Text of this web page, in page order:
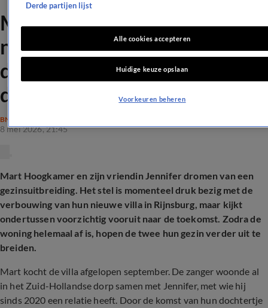
Mart Hoogkamer kijkt uit
naar gezinsuitbreiding: 'Elke
dag is een feest met ons
drietjes'
BN'ERS
8 mei 2026, 21:45
Mart Hoogkamer en zijn vriendin Jennifer dromen van een
gezinsuitbreiding. Het stel is momenteel druk bezig met de
verbouwing van hun nieuwe villa in Rijnsburg, maar kijkt
ondertussen voorzichtig vooruit naar de toekomst. Zodra de
woning helemaal af is, hopen de twee hun gezin verder uit te
breiden.
Mart kocht de villa afgelopen september. De zanger woonde al
in het Zuid-Hollandse dorp samen met Jennifer, met wie hij
sinds 2020 een relatie heeft. Door de komst van hun dochtertje
Derde partijen lijst
Alle cookies accepteren
Huidige keuze opslaan
Voorkeuren beheren